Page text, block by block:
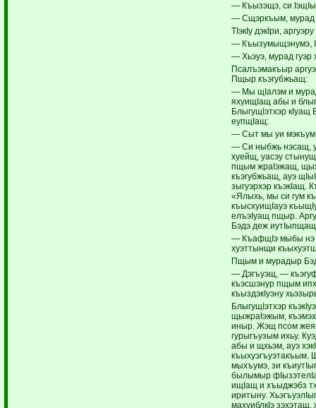
— Къызэщэ, си
— Сщэркъым, мурад
ТIэкIу дэкIри,
— Къызумыщэнумэ,
— Хьэуэ, мурад гуэр
Псалъэмакъыр
Пщыр къэгубжьащ:
— Мы щIалэм и
яхуищIащ абы и
БлыгущIэтхэр кIуащ
еупщIащ:
— Сыт мы уи
— Си ныбжь нэсащ,
хуейщ, уасэу
пщым жраIэжащ,
къэгубжьащ, ауэ
зыгуэрхэр къэкIащ.
«Ялыхь, мы си гум
къысхуищIауэ
елъэIуащ пщыр.
Бэдэ деж
— КъафщIэ мыбы нэ
хуэттынщи
Пщым и мурадыр
— Дэгъуэщ, —
къэсшэнур пщым
къыздэкIуэну
БлыгущIэтхэр
щыжраIэжым,
иныр. Жэщ псом
гурыгъузым ихьу.
абы и щхьэм, ауэ
къыхуэгъуэтакъым.
мыхъумэ, зи
былымыр
ищIащ и хъыджэбз
иритыну.
махуиблкIэ